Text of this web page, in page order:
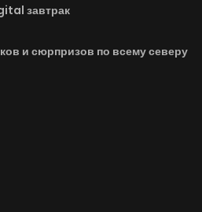
завтрак
и сюрпризов по всему северу